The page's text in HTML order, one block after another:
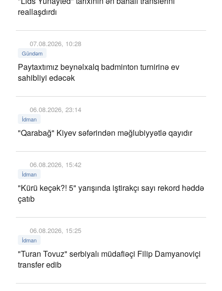
reallaşdırdı
07.08.2026, 10:28
Gündəm
Paytaxtımız beynəlxalq badminton turnirinə ev
sahibliyi edəcək
06.08.2026, 23:14
İdman
"Qarabağ" Kiyev səfərindən məğlubiyyətlə qayıdır
06.08.2026, 15:42
İdman
"Kürü keçək?! 5" yarışında iştirakçı sayı rekord həddə
çatıb
06.08.2026, 15:25
İdman
"Turan Tovuz" serbiyalı müdafiəçi Filip Damyanoviçi
transfer edib